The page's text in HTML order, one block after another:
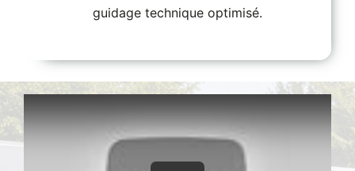
guidage technique optimisé.